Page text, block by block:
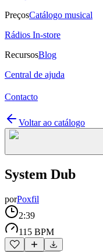
PreçosCatálogo musical
Rádios In-store
RecursosBlog
Central de ajuda
Contacto
Voltar ao catálogo
System Dub
porPoxfil
2:39
115 BPM